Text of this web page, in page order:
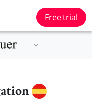
Free trial